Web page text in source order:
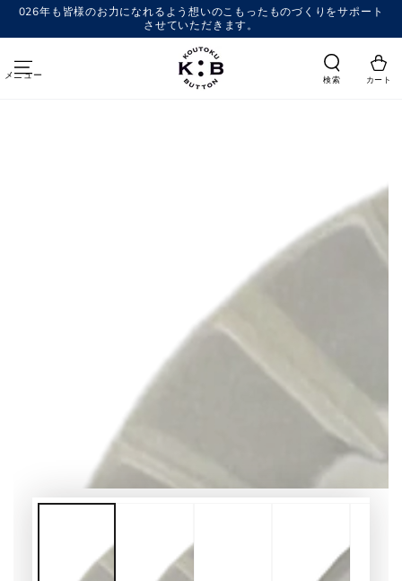
コンテンツにスキッ
026年も皆様のお力になれるよう想いのこもったものづくりをサポート
させていただきます。
メニュー 検索 カート